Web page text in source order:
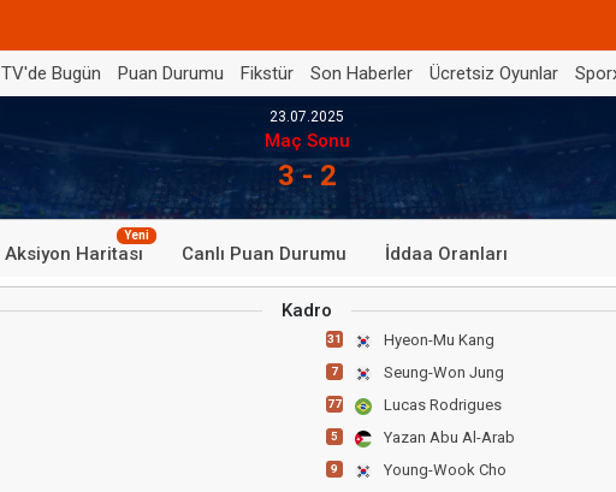
TV'de Bugün Puan Durumu Fikstür Son Haberler Ücretsiz Oyunlar
23.07.2025
Maç Sonu
3 - 2
Aksiyon Haritası
Yeni
Canlı Puan Durumu İddaa Oranları
Kadro
31 Hyeon-Mu Kang
7 Seung-Won Jung
77 Lucas Rodrigues
5 Yazan Abu Al-Arab
9 Young-Wook Cho